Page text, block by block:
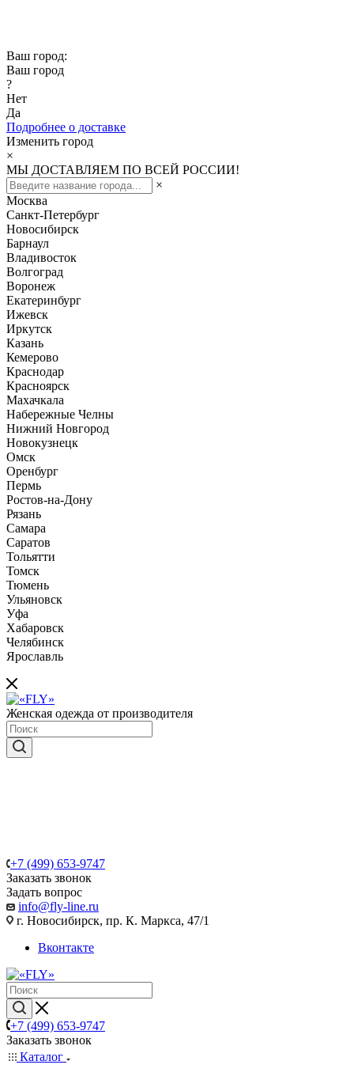
Ваш город:
Ваш город
?
Нет
Да
Подробнее о доставке
Изменить город
×
МЫ ДОСТАВЛЯЕМ ПО ВСЕЙ РОССИИ!
×
Москва
Санкт-Петербург
Новосибирск
Барнаул
Владивосток
Волгоград
Воронеж
Екатеринбург
Ижевск
Иркутск
Казань
Кемерово
Краснодар
Красноярск
Махачкала
Набережные Челны
Нижний Новгород
Новокузнецк
Омск
Оренбург
Пермь
Ростов-на-Дону
Рязань
Самара
Саратов
Тольятти
Томск
Тюмень
Ульяновск
Уфа
Хабаровск
Челябинск
Ярославль
Женская одежда от производителя
+7 (499) 653-9747
Заказать звонок
Задать вопрос
info@fly-line.ru
г. Новосибирск, пр. К. Маркса, 47/1
Вконтакте
+7 (499) 653-9747
Заказать звонок
Каталог